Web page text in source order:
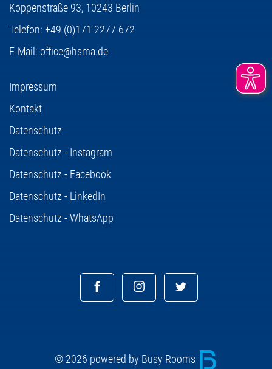
Koppenstraße 93, 10243 Berlin
Telefon: +49 (0)171 2277 672
E-Mail: office@hsma.de
Impressum
Kontakt
Datenschutz
Datenschutz - Instagram
Datenschutz - Facebook
Datenschutz - LinkedIn
Datenschutz - WhatsApp
© 2026 powered by Busy Rooms